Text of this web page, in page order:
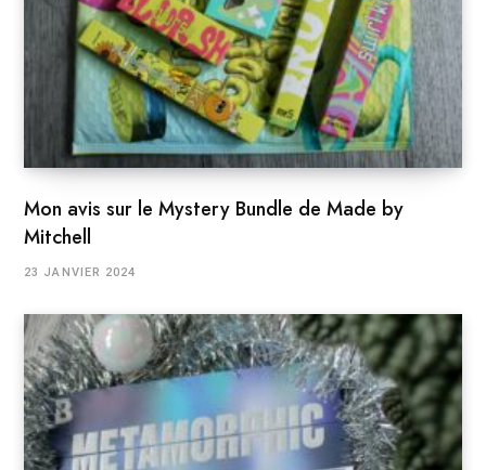
Mon avis sur le Mystery Bundle de Made by
Mitchell
23 JANVIER 2024